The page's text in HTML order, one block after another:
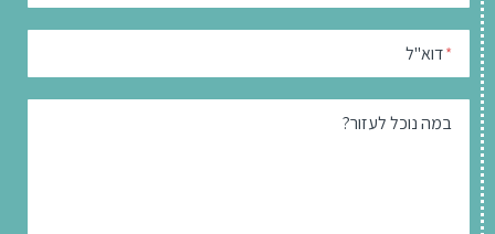
*דוא"ל
במה נוכל לעזור?